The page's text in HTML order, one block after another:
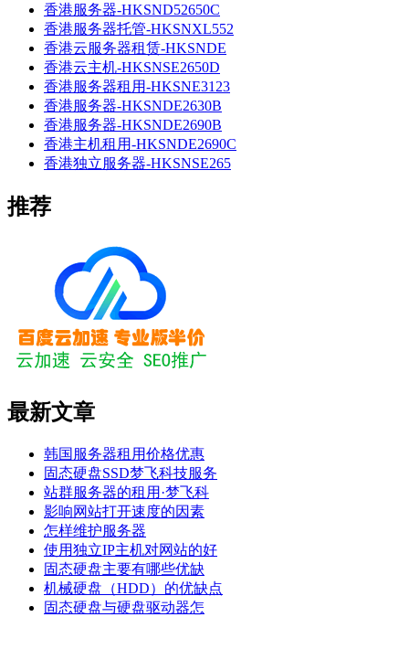
香港服务器-HKSND52650C
香港服务器托管-HKSNXL552
香港云服务器租赁-HKSNDE
香港云主机-HKSNSE2650D
香港服务器租用-HKSNE3123
香港服务器-HKSNDE2630B
香港服务器-HKSNDE2690B
香港主机租用-HKSNDE2690C
香港独立服务器-HKSNSE265
推荐
最新文章
韩国服务器租用价格优惠
固态硬盘SSD梦飞科技服务
站群服务器的租用·梦飞科
影响网站打开速度的因素
怎样维护服务器
使用独立IP主机对网站的好
固态硬盘主要有哪些优缺
机械硬盘（HDD）的优缺点
固态硬盘与硬盘驱动器怎